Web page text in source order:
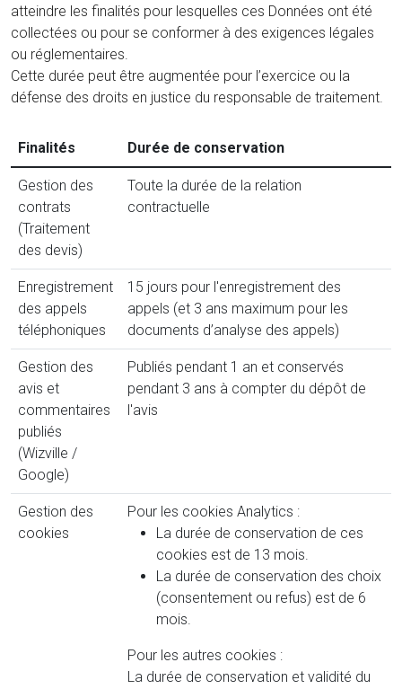
atteindre les finalités pour lesquelles ces Données ont été
collectées ou pour se conformer à des exigences légales
ou réglementaires.
Cette durée peut être augmentée pour l’exercice ou la
défense des droits en justice du responsable de traitement.
Finalités Durée de conservation
Gestion des
contrats
(Traitement
des devis)
Toute la durée de la relation
contractuelle
Enregistrement
des appels
téléphoniques
15 jours pour l'enregistrement des
appels (et 3 ans maximum pour les
documents d’analyse des appels)
Gestion des
avis et
commentaires
publiés
(Wizville /
Google)
Publiés pendant 1 an et conservés
pendant 3 ans à compter du dépôt de
l'avis
Gestion des
cookies
Pour les cookies Analytics :
La durée de conservation de ces
cookies est de 13 mois.
La durée de conservation des choix
(consentement ou refus) est de 6
mois.
Pour les autres cookies :
La durée de conservation et validité du